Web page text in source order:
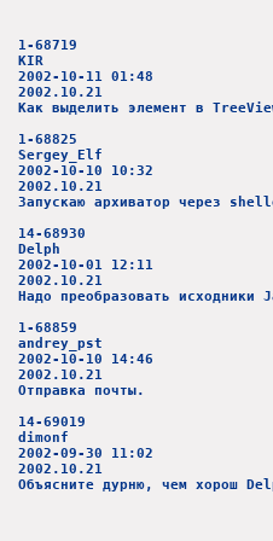
1-68719
KIR
2002-10-11 01:48
2002.10.21
Как выделить элемент в
1-68825
Sergey_Elf
2002-10-10 10:32
2002.10.21
Запускаю архиватор через
14-68930
Delph
2002-10-01 12:11
2002.10.21
Надо преобразовать
1-68859
andrey_pst
2002-10-10 14:46
2002.10.21
Отправка почты.
14-69019
dimonf
2002-09-30 11:02
2002.10.21
Объясните дурню, чем хорош